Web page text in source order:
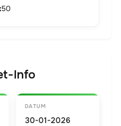
50
Info
DATUM
30-01-2026